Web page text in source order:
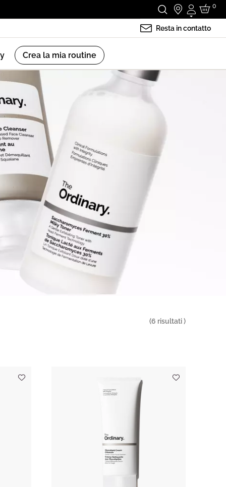
Accedi
0
Resta in contatto
Crea la mia routine
(6 risultati )